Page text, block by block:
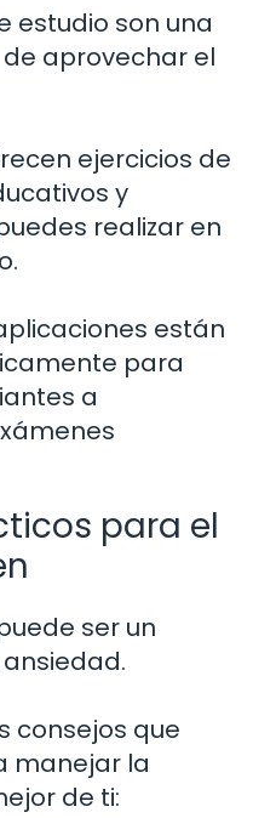
estudio son una
aprovechar el
ejercicios de
y
realizar en
están
para
a
para el
ser un
consejos que
manejar la
de ti: